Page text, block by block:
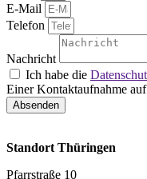
E-Mail
Telefon
Nachricht
Ich habe die
Einer Kontaktaufnahme
Absenden
Standort Thüringen
Pfarrstraße 10